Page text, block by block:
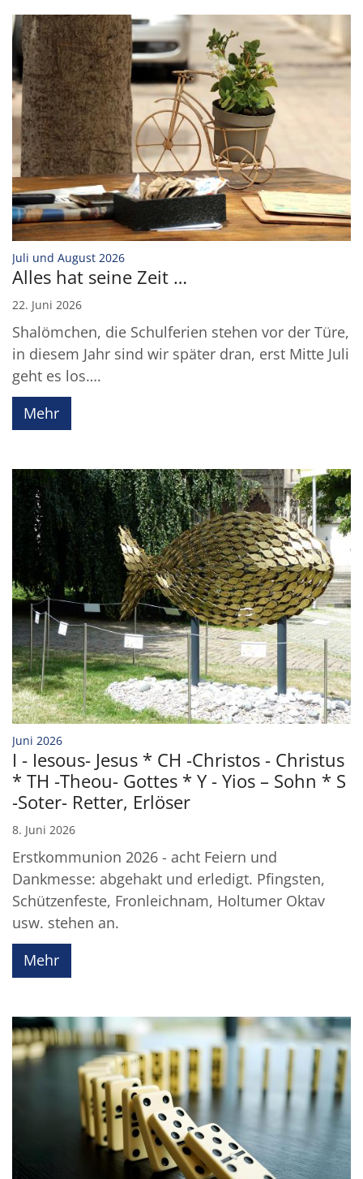
Juli und August 2026:
Alles hat seine Zeit …
22. Juni 2026
Shalömchen, die Schulferien stehen vor der Türe,
in diesem Jahr sind wir später dran, erst Mitte Juli
geht es los….
Mehr
Juni 2026:
I - Iesous- Jesus * CH -Christos - Christus
* TH -Theou- Gottes * Y - Yios – Sohn * S
-Soter- Retter, Erlöser
8. Juni 2026
Erstkommunion 2026 - acht Feiern und
Dankmesse: abgehakt und erledigt. Pfingsten,
Schützenfeste, Fronleichnam, Holtumer Oktav
usw. stehen an.
Mehr